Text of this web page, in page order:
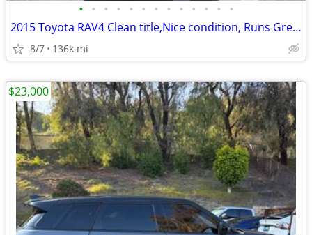
• • • • • • • • • • • • •
2015 Toyota RAV4 Clean title,Nice condition, Runs Great!!
8/7 136k mi
$23,000